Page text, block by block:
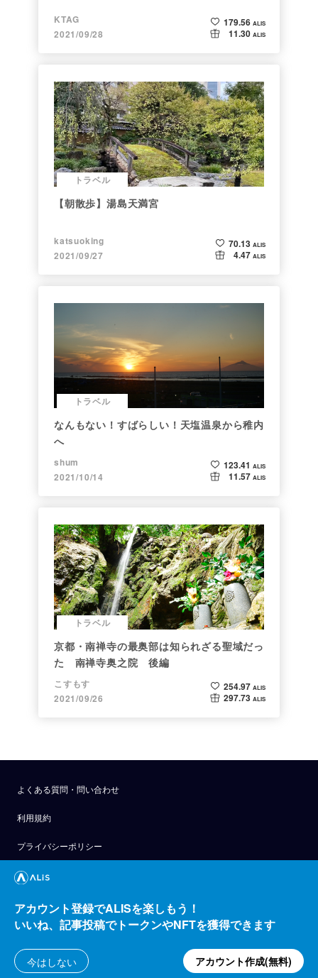
KTAG
2021/09/28
179.56 ALIS
11.30 ALIS
トラベル
【朝散歩】湯島天満宮
katsuoking
2021/09/27
70.13 ALIS
4.47 ALIS
トラベル
なんもない！すばらしい！天塩温泉から稚内
へ
shum
2021/10/14
123.41 ALIS
11.57 ALIS
トラベル
京都・南禅寺の最奥部は知られざる聖域だっ
た 南禅寺奥之院 後編
こすもす
2021/09/26
254.97 ALIS
297.73 ALIS
よくある質問・問い合わせ
利用規約
プライバシーポリシー
公式アナウンス
技術ブログ
API
運営会社
アカウント登録でALISを楽しもう！
いいね、記事投稿でトークンやNFTを獲得できます
今はしない アカウント作成(無料)